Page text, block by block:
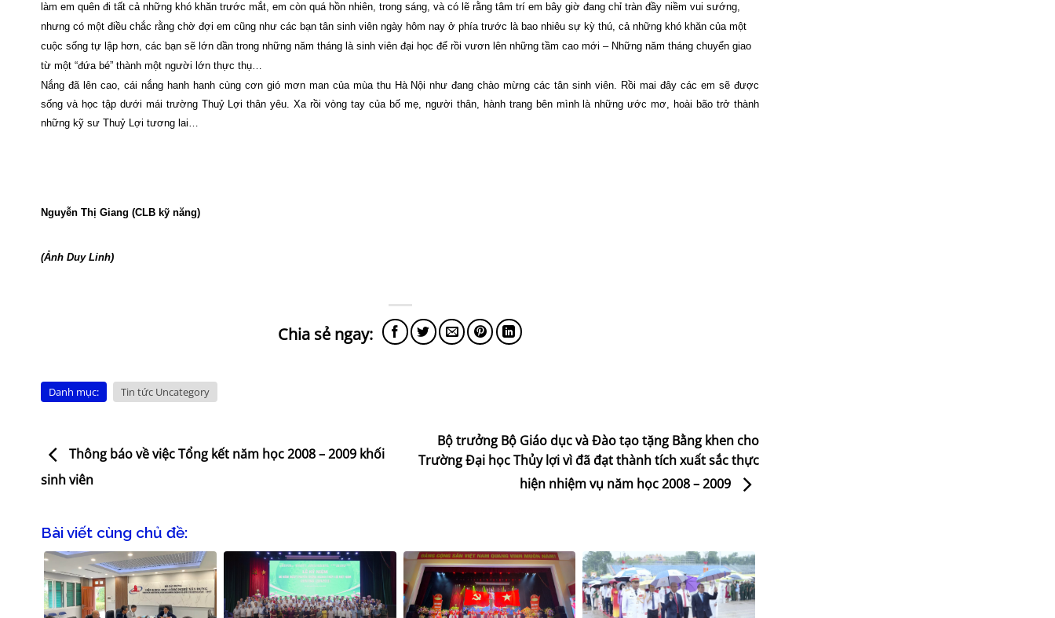
làm em quên đi tất cả những khó khăn trước mắt, em còn quá hồn nhiên, trong sáng, và có lẽ rằng tâm trí em bây giờ đang chỉ tràn đầy niềm vui sướng,
nhưng có một điều chắc rằng chờ đợi em cũng như các bạn tân sinh viên ngày hôm nay ở phía trước là bao nhiêu sự kỳ thú, cả những khó khăn của một
cuộc sống tự lập hơn, các bạn sẽ lớn dần trong những năm tháng là sinh viên đại học để rồi vươn lên những tầm cao mới – Những năm tháng chuyển giao
từ một “đứa bé” thành một người lớn thực thụ…
Nắng đã lên cao, cái nắng hanh hanh cùng cơn gió mơn man của mùa thu Hà Nội như đang chào mừng các tân sinh viên. Rồi mai đây các em sẽ được
sống và học tập dưới mái trường Thuỷ Lợi thân yêu. Xa rồi vòng tay của bố mẹ, người thân, hành trang bên mình là những ước mơ, hoài bão trở thành
những kỹ sư Thuỷ Lợi tương lai…
Nguyễn Thị Giang (CLB kỹ năng)
(Ảnh Duy Linh)
Danh mục: Tin tức Uncategory
Thông báo về việc Tổng kết năm học 2008 – 2009 khối
sinh viên
Bộ trưởng Bộ Giáo dục và Đào tạo tặng Bằng khen cho
Trường Đại học Thủy lợi vì đã đạt thành tích xuất sắc thực
hiện nhiệm vụ năm học 2008 – 2009
Bài viết cùng chủ đề: